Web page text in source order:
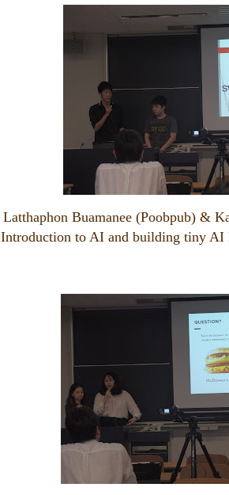
Latthaphon Buamanee (Poobpub) &
Introduction to AI and building tiny AI